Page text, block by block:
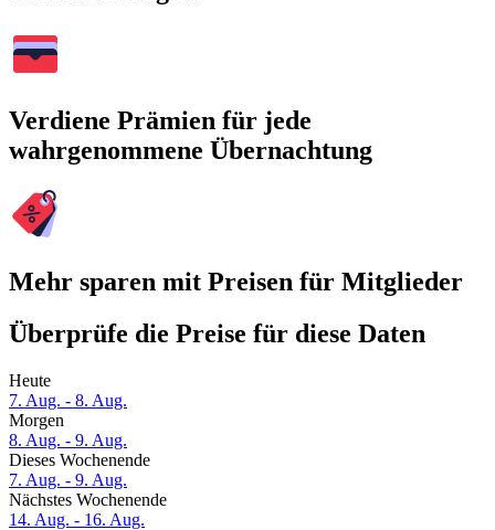
Verdiene Prämien für jede
wahrgenommene Übernachtung
Mehr sparen mit Preisen für Mitglieder
Überprüfe die Preise für diese Daten
Heute
7. Aug. - 8. Aug.
Morgen
8. Aug. - 9. Aug.
Dieses Wochenende
7. Aug. - 9. Aug.
Nächstes Wochenende
14. Aug. - 16. Aug.